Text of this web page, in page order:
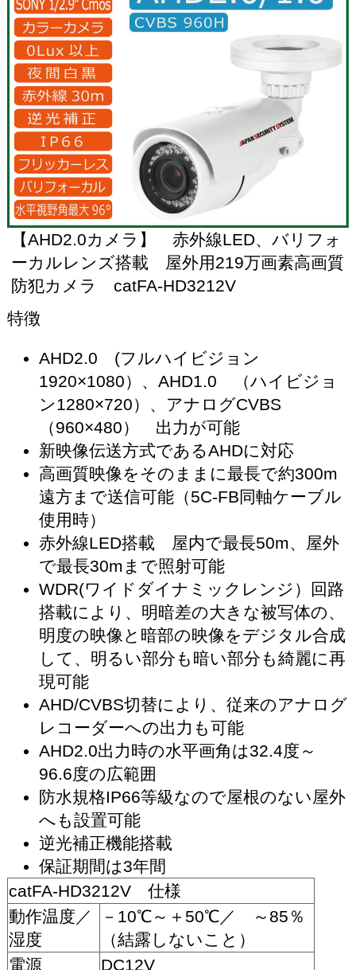
【AHD2.0カメラ】 赤外線LED、バリフォ
ーカルレンズ搭載 屋外用219万画素高画質
防犯カメラ catFA-HD3212V
特徴
AHD2.0 (フルハイビジョン
1920×1080）、AHD1.0 （ハイビジョ
ン1280×720）、アナログCVBS
（960×480） 出力が可能
新映像伝送方式であるAHDに対応
高画質映像をそのままに最長で約300m
遠方まで送信可能（5C-FB同軸ケーブル
使用時）
赤外線LED搭載 屋内で最長50m、屋外
で最長30mまで照射可能
WDR(ワイドダイナミックレンジ）回路
搭載により、明暗差の大きな被写体の、
明度の映像と暗部の映像をデジタル合成
して、明るい部分も暗い部分も綺麗に再
現可能
AHD/CVBS切替により、従来のアナログ
レコーダーへの出力も可能
AHD2.0出力時の水平画角は32.4度～
96.6度の広範囲
防水規格IP66等級なので屋根のない屋外
へも設置可能
逆光補正機能搭載
保証期間は3年間
catFA-HD3212V 仕様
動作温度／
湿度
－10℃～＋50℃／ ～85％
（結露しないこと）
電源
DC12V